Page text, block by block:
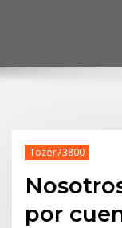
Tozer73800
por